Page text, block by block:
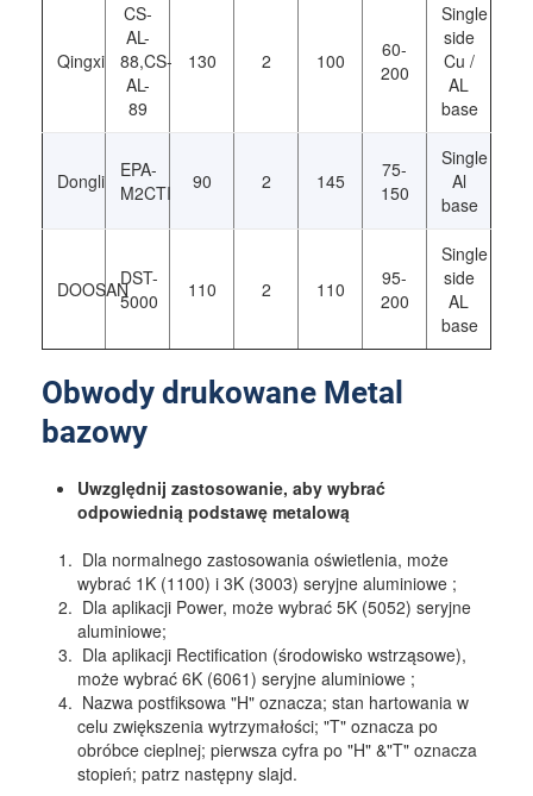
Qingxi
CS-
AL-
88,CS-
AL-
89
130 2 100
60-
200
Single
side
Cu /
AL
base
Dongli
EPA-
M2CTI
90 2 145
75-
150
Single
Al
base
DOOSANDST-
5000
110 2 110
95-
200
Single
side
AL
base
Obwody drukowane Metal
bazowy
Uwzględnij zastosowanie, aby wybrać
odpowiednią podstawę metalową
Dla normalnego zastosowania oświetlenia, może
wybrać 1K (1100) i 3K (3003) seryjne aluminiowe ;
Dla aplikacji Power, może wybrać 5K (5052) seryjne
aluminiowe;
Dla aplikacji Rectification (środowisko wstrząsowe),
może wybrać 6K (6061) seryjne aluminiowe ;
Nazwa postfiksowa "H" oznacza; stan hartowania w
celu zwiększenia wytrzymałości; "T" oznacza po
obróbce cieplnej; pierwsza cyfra po "H" &"T" oznacza
stopień; patrz następny slajd.